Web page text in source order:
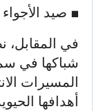
​■ صيد الأجواء
في المقابل،
شباكها في
المسيرات
أهدافها